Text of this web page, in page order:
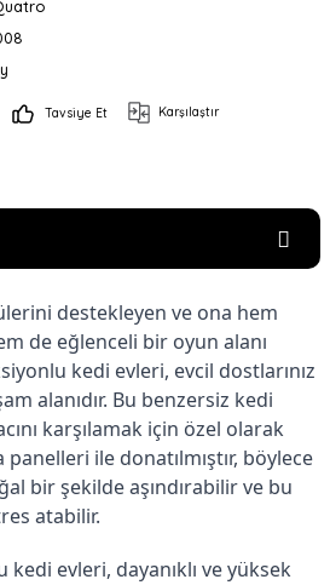
Tavsiye Et Karşılaştır
destekleyen ve ona hem
de eğlenceli bir oyun alanı
kedi evleri, evcil dostlarınız
alanıdır. Bu benzersiz kedi
karşılamak için özel olarak
ile donatılmıştır, böylece
bir şekilde aşındırabilir ve bu
atabilir.
evleri, dayanıklı ve yüksek